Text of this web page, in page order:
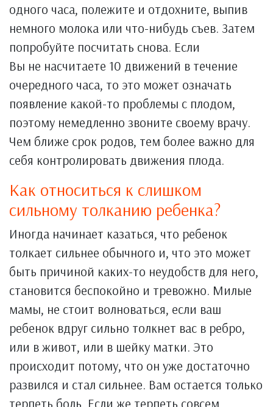
одного часа, полежите и отдохните, выпив
немного молока или что-нибудь съев. Затем
попробуйте посчитать снова. Если
Вы не насчитаете 10 движений в течение
очередного часа, то это может означать
появление какой-то проблемы с плодом,
поэтому немедленно звоните своему врачу.
Чем ближе срок родов, тем более важно для
себя контролировать движения плода.
Как относиться к слишком
сильному толканию ребенка?
Иногда начинает казаться, что ребенок
толкает сильнее обычного и, что это может
быть причиной каких-то неудобств для него,
становится беспокойно и тревожно. Милые
мамы, не стоит волноваться, если ваш
ребенок вдруг сильно толкнет вас в ребро,
или в живот, или в шейку матки. Это
происходит потому, что он уже достаточно
развился и стал сильнее. Вам остается только
терпеть боль. Если же терпеть совсем